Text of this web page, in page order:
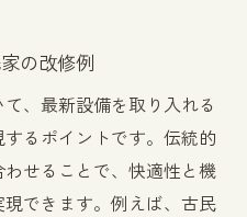
の改修例
、最新設備を取り入れる
るポイントです。伝統的
せることで、快適性と機
できます。例えば、古民